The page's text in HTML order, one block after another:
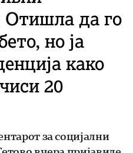
Отишла да го
но ја
како
20
за социјални